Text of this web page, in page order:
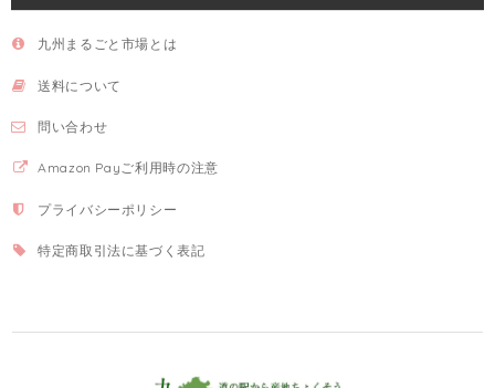
九州まるごと市場とは
送料について
問い合わせ
Amazon Payご利用時の注意
プライバシーポリシー
特定商取引法に基づく表記